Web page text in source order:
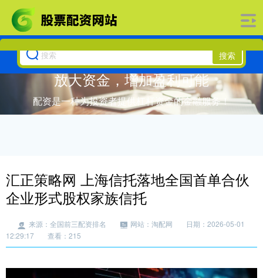
搜索
放大资金，增加盈利可能
配资是一种为投资者提供杠杆资金的金融服务！
汇正策略网 上海信托落地全国首单合伙
企业形式股权家族信托
来源：全国前三配资排名 网站：淘配网
日期：2026-05-01
12:29:17
查看：215